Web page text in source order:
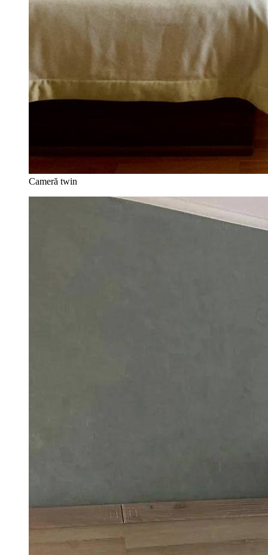
Cameră twin